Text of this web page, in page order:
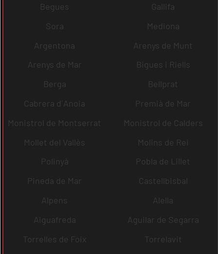
Begues
Gallifa
Sora
Mediona
Argentona
Arenys de Munt
Arenys de Mar
Bigues i Riells
Berga
Bellprat
Cabrera d´Anoia
Premià de Mar
Monistrol de Montserrat
Monistrol de Calders
Mollet del Vallès
Molins de Rei
Polinyà
Pobla de Lillet
Pineda de Mar
Castellbisbal
Alpens
Alella
Aiguafreda
Aguilar de Segarra
Torrelles de Foix
Torrelavit